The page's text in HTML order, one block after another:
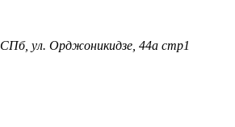
СПб, ул. Орджоникидзе, 44а стр1